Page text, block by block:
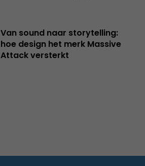
Van sound naar storytelling:
hoe design het merk Massive
Attack versterkt